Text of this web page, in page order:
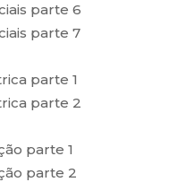
parte 6
parte 7
parte 1
parte 2
parte 1
parte 2